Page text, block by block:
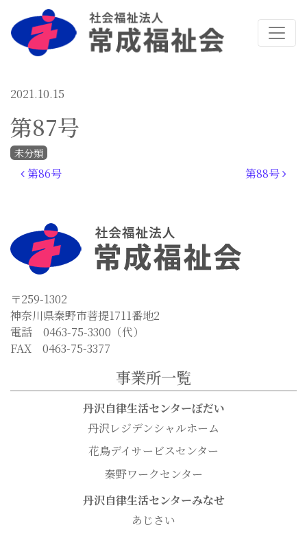
2021.10.15
第87号
未分類
投稿ナビゲーション
第86号 第88号
〒259-1302
神奈川県秦野市菩提1711番地2
電話 0463-75-3300（代）
FAX 0463-75-3377
事業所一覧
丹沢自律生活センターぼだい
丹沢レジデンシャルホーム
花鳥デイサービスセンター
秦野ワークセンター
丹沢自律生活センターみなせ
あじさい